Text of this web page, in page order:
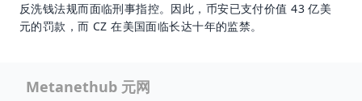
反洗钱法规而面临刑事指控。因此，币安已支付价值 43 亿美
元的罚款，而 CZ 在美国面临长达十年的监禁。
Metanethub 元网